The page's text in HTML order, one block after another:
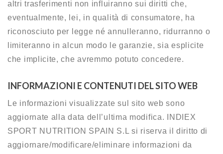
altri trasferimenti non influiranno sui diritti che,
eventualmente, lei, in qualità di consumatore, ha
riconosciuto per legge né annulleranno, ridurranno o
limiteranno in alcun modo le garanzie, sia esplicite
che implicite, che avremmo potuto concedere.
INFORMAZIONI E CONTENUTI DEL SITO WEB
Le informazioni visualizzate sul sito web sono
aggiornate alla data dell’ultima modifica. INDIEX
SPORT NUTRITION SPAIN S.L si riserva il diritto di
aggiornare/modificare/eliminare informazioni da